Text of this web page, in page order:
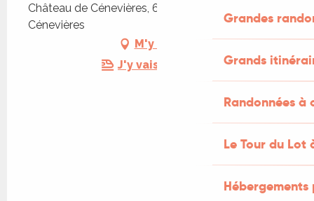
Grandes
Grands
Randonnées
Le Tour du Lot
Château de Cénevières, 668 Le Château, 46330
Cénevières
M'y rendre
J'y vais en train !